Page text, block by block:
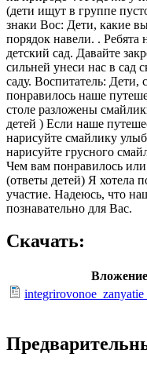
Скачать:
Вложение